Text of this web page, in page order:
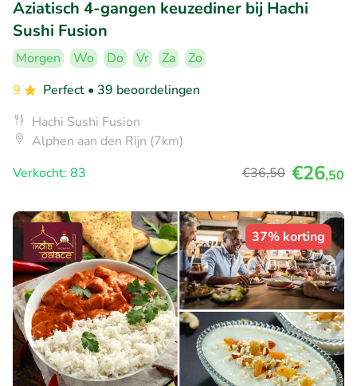
Aziatisch 4-gangen keuzediner bij Hachi
Sushi Fusion
Morgen Wo Do Vr Za
Zo
9
Perfect • 39 beoordelingen
Hachi Sushi Fusion
Alphen aan den Rijn (7km)
Verkocht: 83
€36,50 €26,50
37% korting